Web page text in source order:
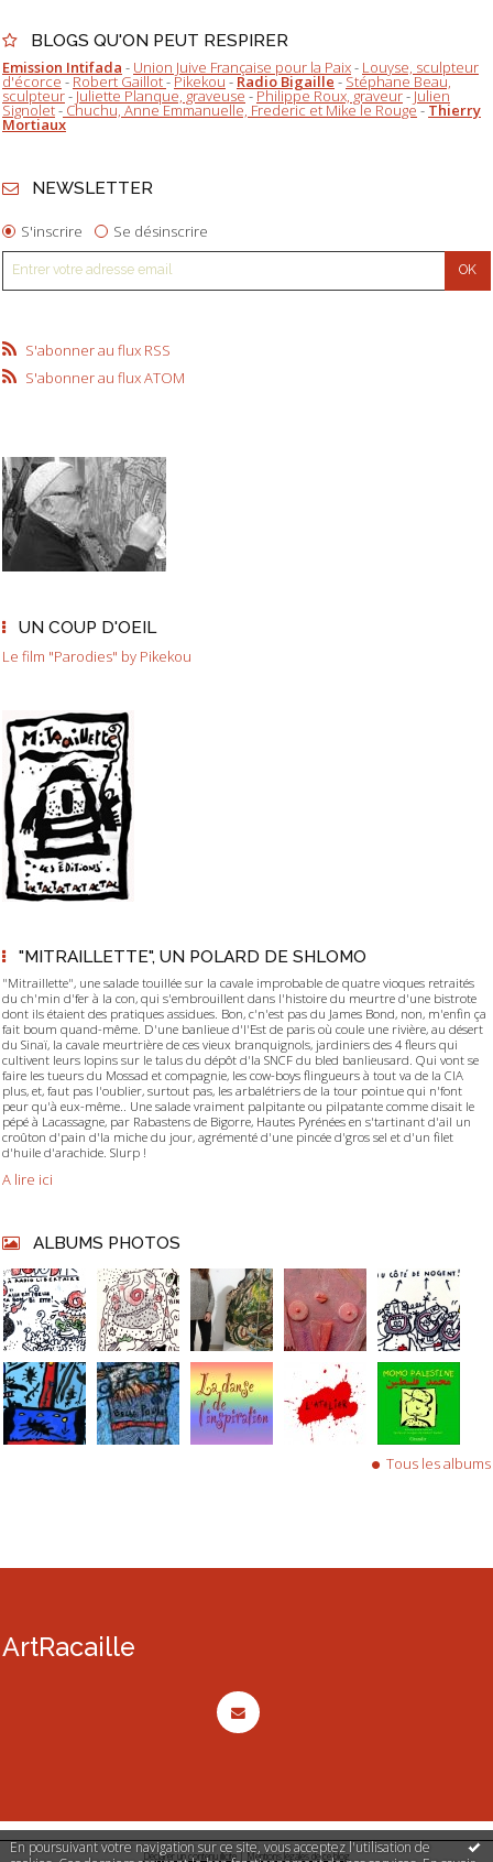
En poursuivant votre navigation sur ce site, vous acceptez l'utilisation de
BLOGS QU'ON PEUT RESPIRER
Emission Intifada - Union Juive Française pour la Paix- Louyse, sculpteur
d'écorce-Robert Gaillot-Pikekou-Radio Bigaille-Stéphane Beau,
sculpteur-Juliette Planque, graveuse-Philippe Roux, graveur-Julien
Signolet-Chuchu, Anne Emmanuelle, Frederic et Mike le Rouge-Thierry
Mortiaux
NEWSLETTER
S'inscrire Se désinscrire
S'abonner au flux RSS
S'abonner au flux ATOM
UN COUP D'OEIL
Le film "Parodies" by Pikekou
"MITRAILLETTE", UN POLARD DE SHLOMO
"Mitraillette", une salade touillée sur la cavale improbable de quatre vioques retraités
du ch'min d'fer à la con, qui s'embrouillent dans l'histoire du meurtre d'une bistrote
dont ils étaient des pratiques assidues. Bon, c'n'est pas du James Bond, non, m'enfin ça
fait boum quand-même. D'une banlieue d'l'Est de paris où coule une rivière, au désert
du Sinaï, la cavale meurtrière de ces vieux branquignols, jardiniers des 4 fleurs qui
cultivent leurs lopins sur le talus du dépôt d'la SNCF du bled banlieusard. Qui vont se
faire les tueurs du Mossad et compagnie, les cow-boys flingueurs à tout va de la CIA
plus, et, faut pas l'oublier, surtout pas, les arbalétriers de la tour pointue qui n'font
peur qu'à eux-même.. Une salade vraiment palpitante ou pilpatante comme disait le
pépé à Lacassagne, par Rabastens de Bigorre, Hautes Pyrénées en s'tartinant d'ail un
croûton d'pain d'la miche du jour, agrémenté d'une pincée d'gros sel et d'un filet
d'huile d'arachide. Slurp !
A lire ici
ALBUMS PHOTOS
Tous les albums
ArtRacaille
Déclarer un contenu illicite|Mentions légales de ce blog